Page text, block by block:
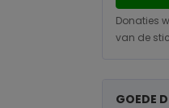
Donaties
van de
GOEDE